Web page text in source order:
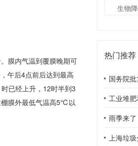
膜内气温到覆膜晚期可
午后4点前后达到最高
已经上升，12时半到3
棚膜外最低气温高5℃以
生物
热门推荐